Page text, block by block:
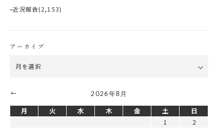
近況報告(2,153)
アーカイブ
2026年8月
月 火 水 木 金 土
日
1
2